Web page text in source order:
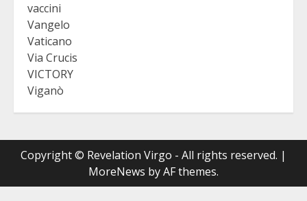
vaccini
Vangelo
Vaticano
Via Crucis
VICTORY
Viganò
Copyright © Revelation Virgo - All rights reserved. |
MoreNews by AF themes.